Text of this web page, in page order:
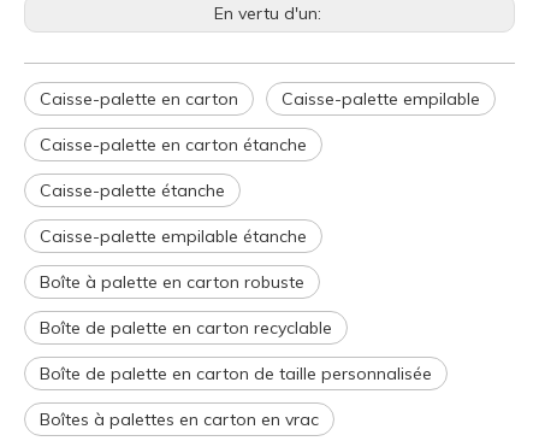
En vertu d'un:
Caisse-palette en carton Caisse-palette empilable
Caisse-palette en carton étanche
Caisse-palette étanche
Caisse-palette empilable étanche
Boîte à palette en carton robuste
Boîte de palette en carton recyclable
Boîte de palette en carton de taille personnalisée
Boîtes à palettes en carton en vrac